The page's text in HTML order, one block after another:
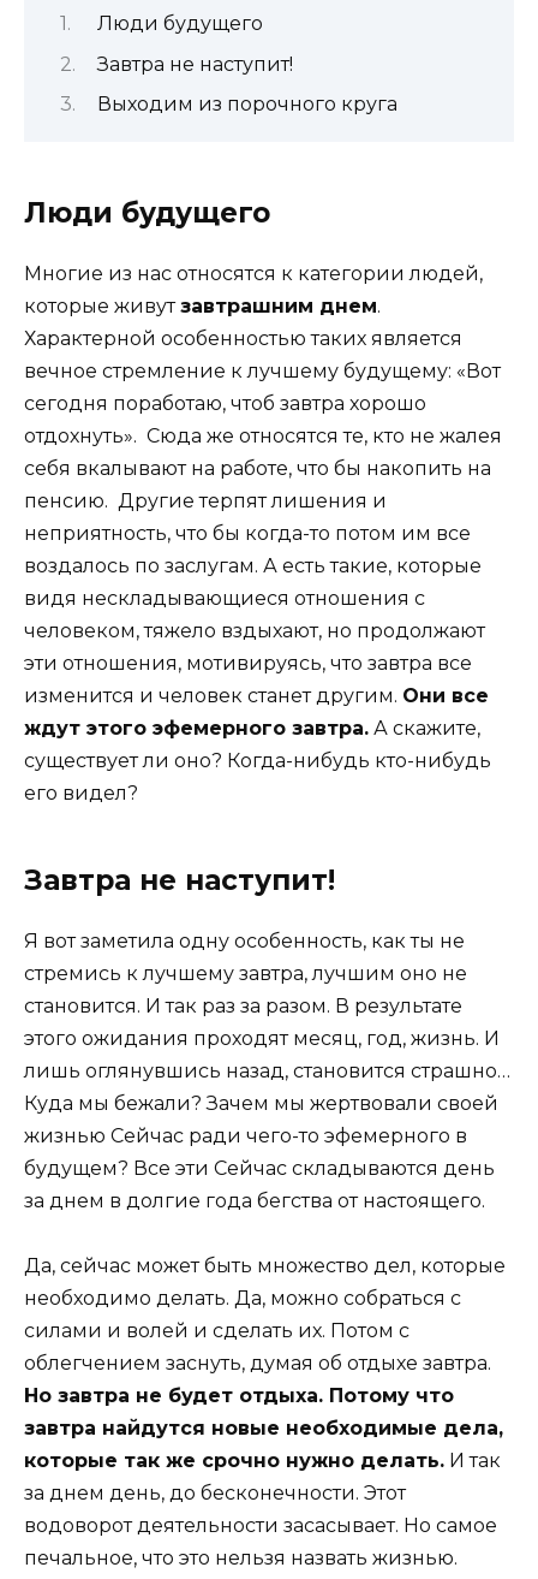
Люди будущего
Завтра не наступит!
Выходим из порочного круга
Люди будущего
Многие из нас относятся к категории людей,
которые живутзавтрашним днем.
Характерной особенностью таких является
вечное стремление к лучшему будущему: «Вот
сегодня поработаю, чтоб завтра хорошо
отдохнуть». Сюда же относятся те, кто не жалея
себя вкалывают на работе, что бы накопить на
пенсию. Другие терпят лишения и
неприятность, что бы когда-то потом им все
воздалось по заслугам. А есть такие, которые
видя нескладывающиеся отношения с
человеком, тяжело вздыхают, но продолжают
эти отношения, мотивируясь, что завтра все
изменится и человек станет другим. Они все
ждут этого эфемерного завтра. А скажите,
существует ли оно? Когда-нибудь кто-нибудь
его видел?
Завтра не наступит!
Я вот заметила одну особенность, как ты не
стремись к лучшему завтра, лучшим оно не
становится. И так раз за разом. В результате
этого ожидания проходят месяц, год, жизнь. И
лишь оглянувшись назад, становится страшно…
Куда мы бежали? Зачем мы жертвовали своей
жизнью Сейчас ради чего-то эфемерного в
будущем? Все эти Сейчас складываются день
за днем в долгие года бегства от настоящего.
Да, сейчас может быть множество дел, которые
необходимо делать. Да, можно собраться с
силами и волей и сделать их. Потом с
облегчением заснуть, думая об отдыхе завтра.
Но завтра не будет отдыха. Потому что
завтра найдутся новые необходимые дела,
которые так же срочно нужно делать. И так
за днем день, до бесконечности. Этот
водоворот деятельности засасывает. Но самое
печальное, что это нельзя назвать жизнью.